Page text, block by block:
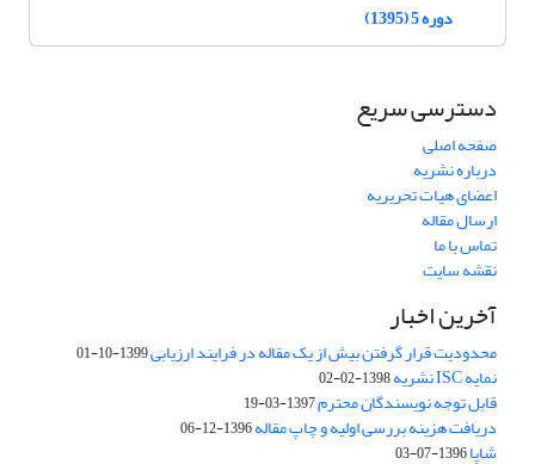
دوره 5 (1395)
دسترسی سریع
صفحه اصلی
درباره نشریه
اعضای هیات تحریریه
ارسال مقاله
تماس با ما
نقشه سایت
آخرین اخبار
محدودیت قرار گرفتن بیش از یک مقاله در فرایند ارزیابی1399-10-01
نمایه ISC نشریه 1398-02-02
قابل توجه نویسندگان محترم1397-03-19
دریافت هزینه بررسی اولیه و چاپ مقاله1396-12-06
شاپا1396-07-03